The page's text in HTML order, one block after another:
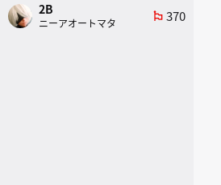
2B
ニーアオートマタ
emoji_flags 370